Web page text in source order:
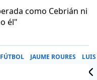
como Cebrián ni
él"
FÚTBOL JAUME ROURES